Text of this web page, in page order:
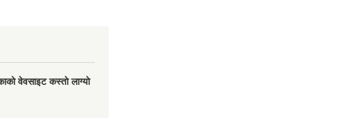
वेवसाइट कस्ताे लाग्याे